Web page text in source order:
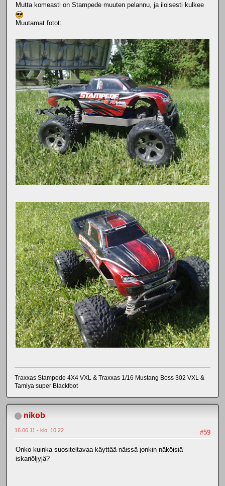
Mutta komeasti on Stampede muuten pelannu, ja iloisesti kulkee
Muutamat fotot:
Traxxas Stampede 4X4 VXL & Traxxas 1/16 Mustang Boss 302 VXL &
Tamiya super Blackfoot
nikob
#59
16.06.11 - klo: 10.22
Onko kuinka suositeltavaa käyttää näissä jonkin näköisiä
iskariöljyjä?